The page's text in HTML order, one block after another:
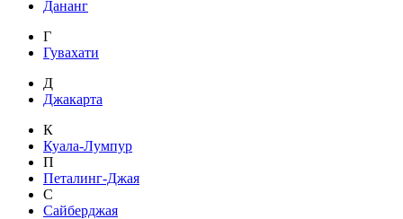
Дананг
Г
Гувахати
Д
Джакарта
К
Куала-Лумпур
П
Петалинг-Джая
С
Сайберджая